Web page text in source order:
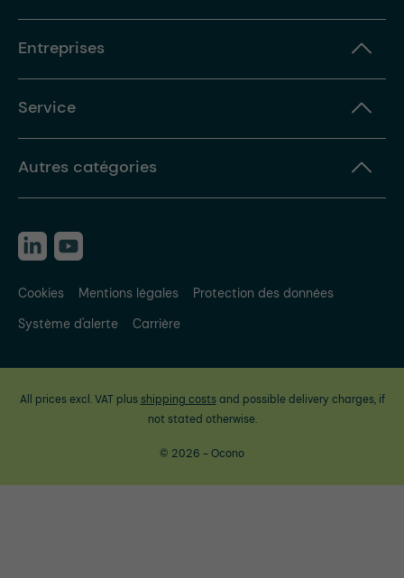
Entreprises
Service
Autres catégories
Cookies Mentions légales
Protection des données
Système d'alerte
Carrière
All prices excl. VAT plus shipping costsand possible delivery charges, if
not stated otherwise.
© 2026 - Ocono